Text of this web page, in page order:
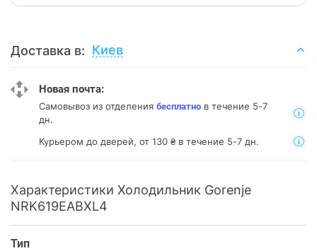
Доставка в: Киев
Новая почта:
Самовывоз из отделения бесплатно в течение 5-7
дн.
Курьером до дверей, от 130 ₴ в течение 5-7 дн.
Характеристики Холодильник Gorenje
NRK619EABXL4
Тип